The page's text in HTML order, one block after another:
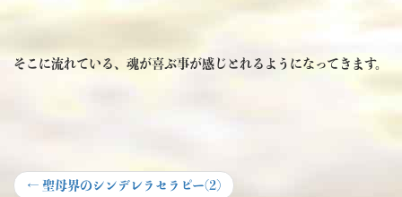
そこに流れている、魂が喜ぶ事が感じとれるようになってきます。
投
← Previous
聖母界のシンデレラセラピー(2)